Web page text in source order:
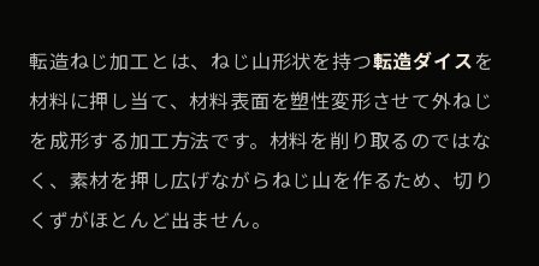
転造ねじ加工とは、ねじ山形状を持つ転造ダイスを
材料に押し当て、材料表面を塑性変形させて外ねじ
を成形する加工方法です。材料を削り取るのではな
く、素材を押し広げながらねじ山を作るため、切り
くずがほとんど出ません。